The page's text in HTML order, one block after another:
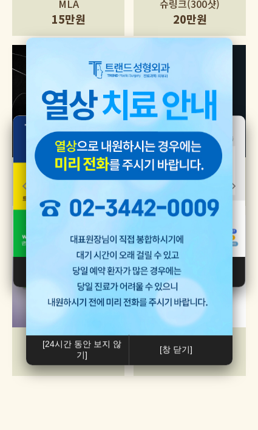
[24시간 동안 보지 않기] [창 닫기]
[24시간 동안 보지 않
기]
[창 닫기]
MLA
15만원
슈링크(300샷)
20만원
이래비티(2000샷) 아이리쥬란 / 리쥬란HB
1cc 20만원
아이써마지(255샷)
99만원
쥬베룩
20만원